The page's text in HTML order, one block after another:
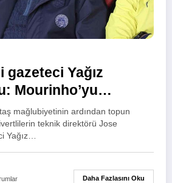
gazeteci Yağız
Mourinho’yu
fazla tazminat
mağlubiyetinin ardından topun
teknik direktörü Jose
Yağız…
Daha Fazlasını Oku